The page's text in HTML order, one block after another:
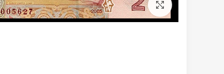
برای بزرگنمایی کلیک کنید